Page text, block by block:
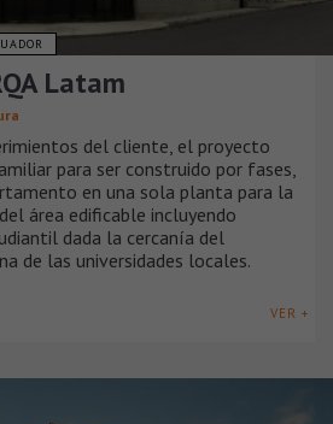
Latam
del cliente, el proyecto
para ser construido por fases,
en una sola planta para la
área edificable incluyendo
dada la cercanía del
de las universidades locales.
VER +